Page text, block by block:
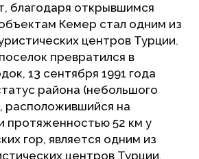
благодаря открывшимся
Кемер стал одним из
центров Турции.
превратился в
13 сентября 1991 года
района (небольшого
расположившийся на
протяженностью 52 км у
гор, является одним из
центров Турции.